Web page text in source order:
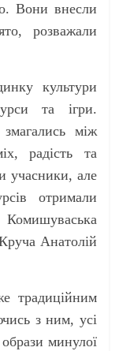
Вони внесли
розважали
культури
та ігри.
між
радість та
учасники, але
отримали
Анатолій
традиційним
з ним, усі
минулої